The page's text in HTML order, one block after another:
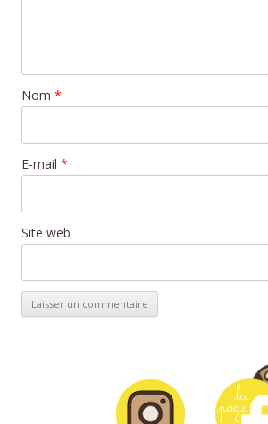
Nom *
E-mail *
Site web